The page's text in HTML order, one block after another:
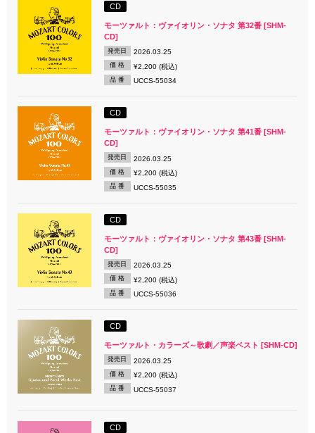
CD
モーツァルト：ヴァイオリン・ソナタ 第32番 [SHM-
CD]
発売日 2026.03.25
価 格 ¥2,200 (税込)
品 番 UCCS-55034
CD
モーツァルト：ヴァイオリン・ソナタ 第41番 [SHM-
CD]
発売日 2026.03.25
価 格 ¥2,200 (税込)
品 番 UCCS-55035
CD
モーツァルト：ヴァイオリン・ソナタ 第43番 [SHM-
CD]
発売日 2026.03.25
価 格 ¥2,200 (税込)
品 番 UCCS-55036
CD
モーツァルト・カラーズ～歌劇／声楽ベスト [SHM-CD]
発売日 2026.03.25
価 格 ¥2,200 (税込)
品 番 UCCS-55037
CD